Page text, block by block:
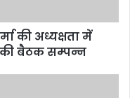
की अध्यक्षता में
बैठक सम्पन्न